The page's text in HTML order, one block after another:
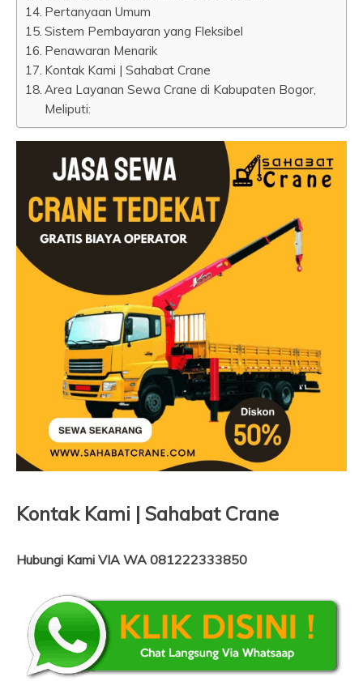
Pertanyaan Umum
Sistem Pembayaran yang Fleksibel
Penawaran Menarik
Kontak Kami | Sahabat Crane
Area Layanan Sewa Crane di Kabupaten Bogor,
Meliputi:
Kontak Kami | Sahabat Crane
Hubungi Kami VIA WA 081222333850